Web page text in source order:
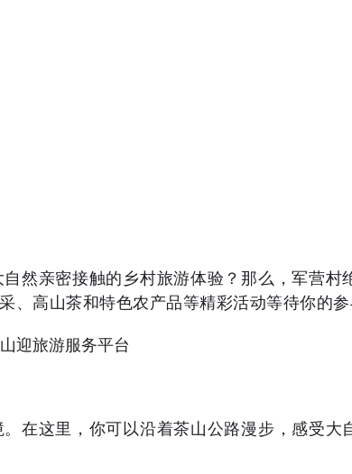
然亲密接触的乡村旅游体验？那么，军营
高山茶和特色农产品等精彩活动等待你的参
在这里，你可以沿着茶山公路漫步，感受